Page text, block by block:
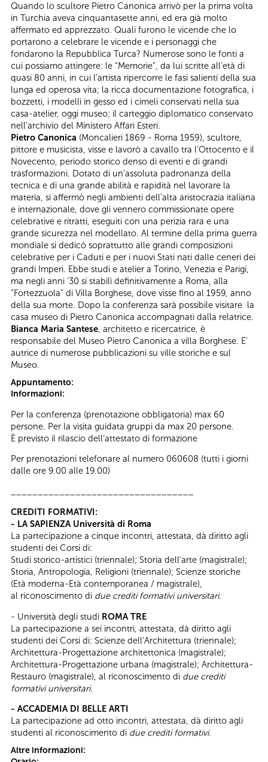
Quando lo scultore Pietro Canonica arrivò per la prima volta
in Turchia aveva cinquantasette anni, ed era già molto
affermato ed apprezzato. Quali furono le vicende che lo
portarono a celebrare le vicende e i personaggi che
fondarono la Repubblica Turca? Numerose sono le fonti a
cui possiamo attingere: le “Memorie”, da lui scritte all'età di
quasi 80 anni, in cui l'artista ripercorre le fasi salienti della sua
lunga ed operosa vita; la ricca documentazione fotografica, i
bozzetti, i modelli in gesso ed i cimeli conservati nella sua
casa-atelier, oggi museo; il carteggio diplomatico conservato
nell'archivio del Ministero Affari Esteri.
Pietro Canonica (Moncalieri 1869 - Roma 1959), scultore,
pittore e musicista, visse e lavorò a cavallo tra l’Ottocento e il
Novecento, periodo storico denso di eventi e di grandi
trasformazioni. Dotato di un’assoluta padronanza della
tecnica e di una grande abilità e rapidità nel lavorare la
materia, si affermò negli ambienti dell’alta aristocrazia italiana
e internazionale, dove gli vennero commissionate opere
celebrative e ritratti, eseguiti con una perizia rara e una
grande sicurezza nel modellato. Al termine della prima guerra
mondiale si dedicò soprattutto alle grandi composizioni
celebrative per i Caduti e per i nuovi Stati nati dalle ceneri dei
grandi Imperi. Ebbe studi e atelier a Torino, Venezia e Parigi,
ma negli anni ’30 si stabilì definitivamente a Roma, alla
“Fortezzuola” di Villa Borghese, dove visse fino al 1959, anno
della sua morte. Dopo la conferenza sarà possibile visitare la
casa museo di Pietro Canonica accompagnati dalla relatrice.
Bianca Maria Santese, architetto e ricercatrice, è
responsabile del Museo Pietro Canonica a villa Borghese. E’
autrice di numerose pubblicazioni su ville storiche e sul
Museo.
Appuntamento:
Informazioni:
Per la conferenza (prenotazione obbligatoria) max 60
persone. Per la visita guidata gruppi da max 20 persone.
È previsto il rilascio dell’attestato di formazione
Per prenotazioni telefonare al numero 060608 (tutti i giorni
dalle ore 9.00 alle 19.00)
CREDITI FORMATIVI:
- LA SAPIENZA Università di Roma
La partecipazione a cinque incontri, attestata, dà diritto agli
studenti dei Corsi di:
Studi storico-artistici (triennale); Storia dell’arte (magistrale);
Storia, Antropologia, Religioni (triennale); Scienze storiche
(Età moderna-Età contemporanea / magistrale),
al riconoscimento di due crediti formativi universitari.
- Università degli studi ROMA TRE
La partecipazione a sei incontri, attestata, dà diritto agli
studenti dei Corsi di: Scienze dell’Architettura (triennale);
Architettura-Progettazione architettonica (magistrale);
Architettura-Progettazione urbana (magistrale); Architettura-
Restauro (magistrale), al riconoscimento di due crediti
formativi universitari.
- ACCADEMIA DI BELLE ARTI
La partecipazione ad otto incontri, attestata, dà diritto agli
studenti al riconoscimento di due crediti formativi.
Altre informazioni: